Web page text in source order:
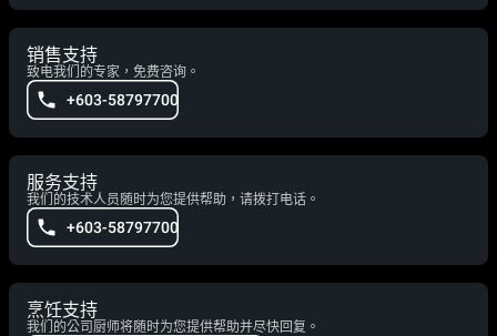
销售支持
致电我们的专家，免费咨询。
+603-58797700
服务支持
我们的技术人员随时为您提供帮助，请拨打电话。
+603-58797700
烹饪支持
我们的公司厨师将随时为您提供帮助并尽快回复。